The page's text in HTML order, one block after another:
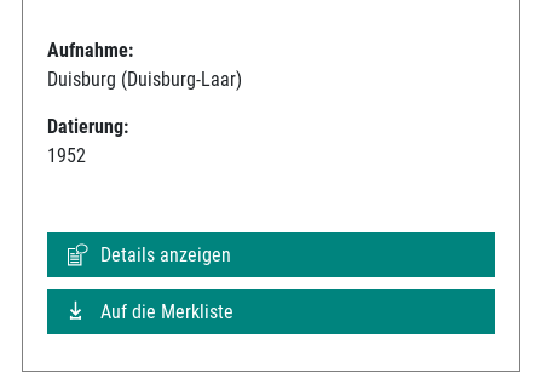
Aufnahme:
Duisburg (Duisburg-Laar)
Datierung:
1952
Details anzeigen
Auf die Merkliste